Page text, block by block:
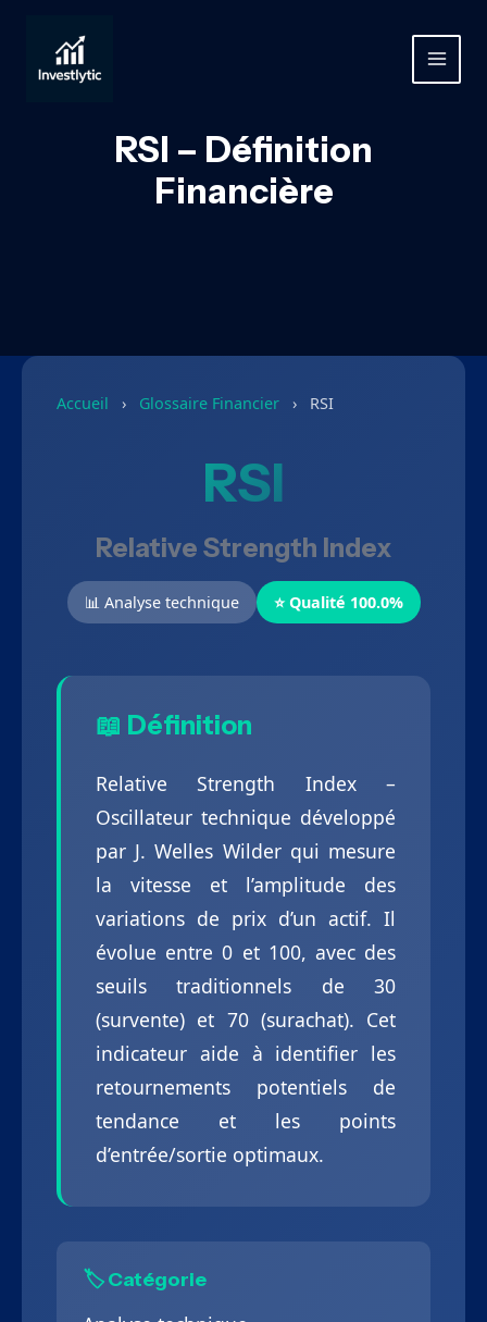
contenu
MAIN
RSI – Définition
Financière
Accueil › Glossaire Financier › RSI
RSI
Relative Strength Index
📊 Analyse technique ⭐ Qualité 100.0%
📖 Définition
Relative Strength Index –
Oscillateur technique développé
par J. Welles Wilder qui mesure
la vitesse et l’amplitude des
variations de prix d’un actif. Il
évolue entre 0 et 100, avec des
seuils traditionnels de 30
(survente) et 70 (surachat). Cet
indicateur aide à identifier les
retournements potentiels de
tendance et les points
d’entrée/sortie optimaux.
🏷️ Catégorie